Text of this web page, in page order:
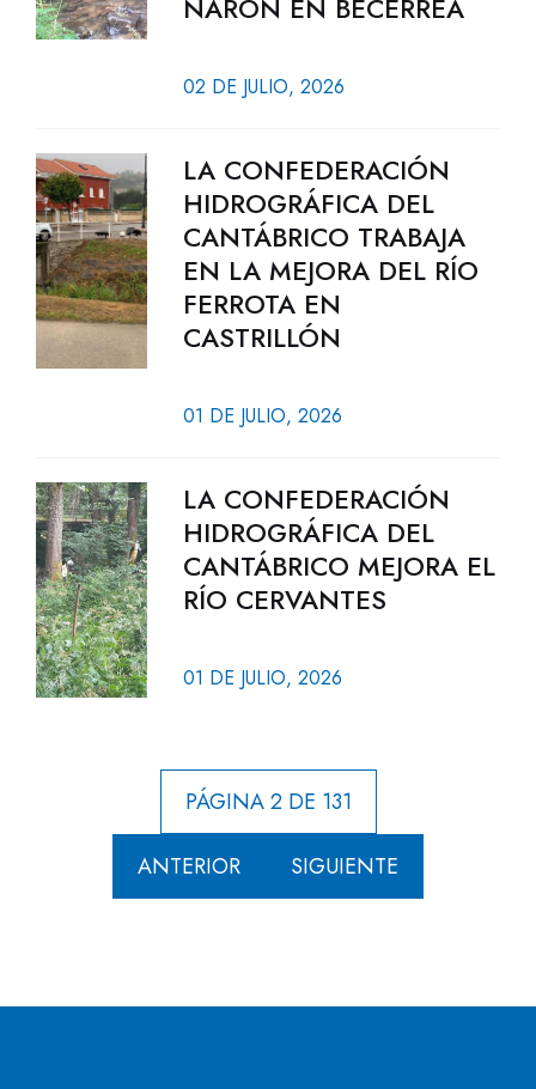
NARÓN EN BECERREÁ
02 DE JULIO, 2026
LA CONFEDERACIÓN
HIDROGRÁFICA DEL
CANTÁBRICO TRABAJA
EN LA MEJORA DEL RÍO
FERROTA EN
CASTRILLÓN
01 DE JULIO, 2026
LA CONFEDERACIÓN
HIDROGRÁFICA DEL
CANTÁBRICO MEJORA EL
RÍO CERVANTES
01 DE JULIO, 2026
PÁGINA 2 DE 131
ANTERIOR SIGUIENTE